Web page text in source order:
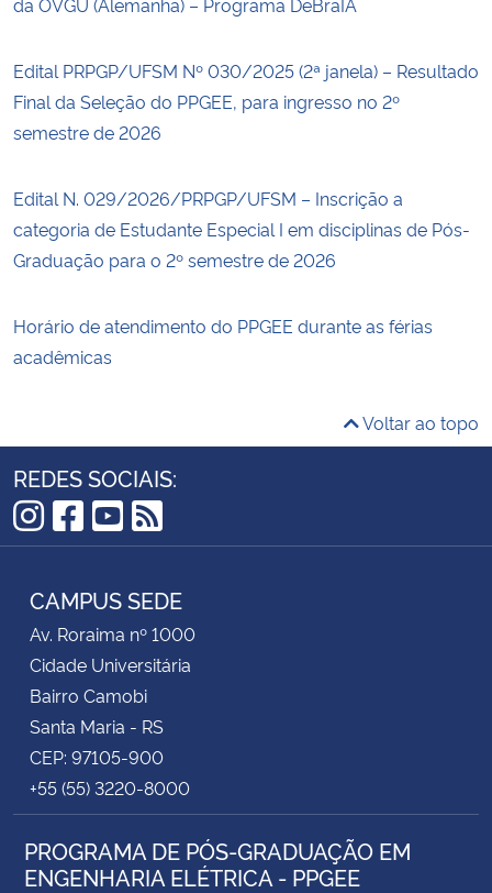
Edital PRPGP/UFSM Nº 030/2025 (2ª janela) – Resultado
Final da Seleção do PPGEE, para ingresso no 2º
semestre de 2026
Edital N. 029/2026/PRPGP/UFSM – Inscrição a
categoria de Estudante Especial I em disciplinas de Pós-
Graduação para o 2º semestre de 2026
Horário de atendimento do PPGEE durante as férias
acadêmicas
Voltar ao topo
REDES SOCIAIS:
Instagram
Facebook
YouTube
RSS
CAMPUS SEDE
Av. Roraima nº 1000
Cidade Universitária
Bairro Camobi
Santa Maria - RS
CEP: 97105-900
+55 (55) 3220-8000
PROGRAMA DE PÓS-GRADUAÇÃO EM
ENGENHARIA ELÉTRICA - PPGEE